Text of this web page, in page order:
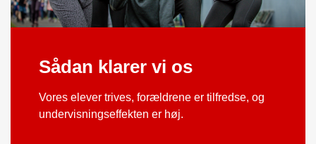
Sådan klarer vi os
Vores elever trives, forældrene er tilfredse, og
undervisningseffekten er høj.